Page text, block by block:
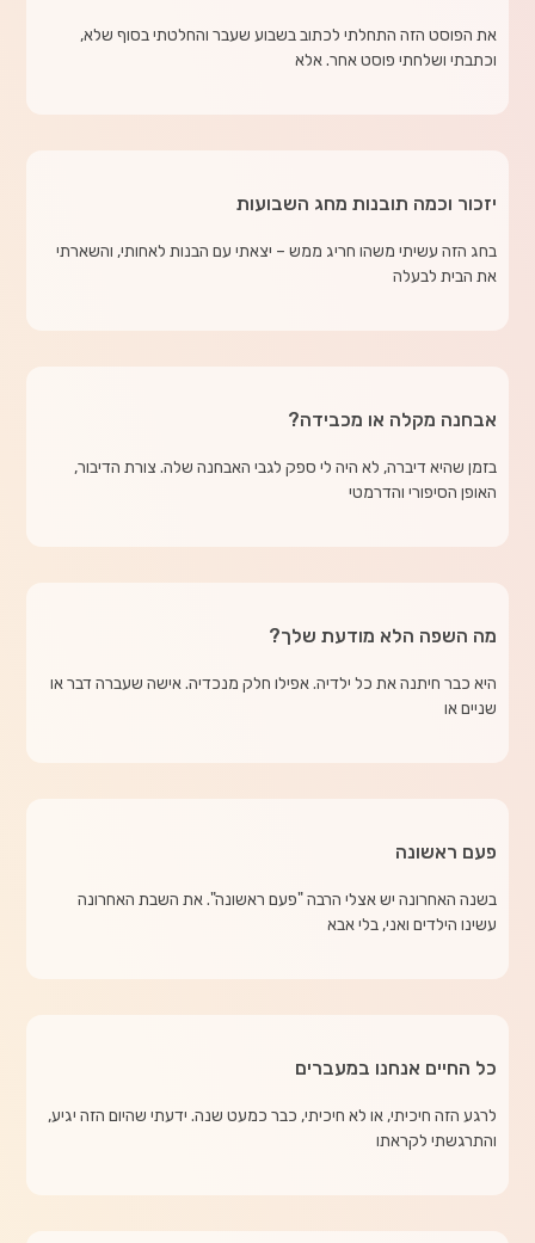
את הפוסט הזה התחלתי לכתוב בשבוע שעבר והחלטתי בסוף שלא,
וכתבתי ושלחתי פוסט אחר. אלא
יזכור וכמה תובנות מחג השבועות
בחג הזה עשיתי משהו חריג ממש – יצאתי עם הבנות לאחותי, והשארתי
את הבית לבעלה
אבחנה מקלה או מכבידה?
בזמן שהיא דיברה, לא היה לי ספק לגבי האבחנה שלה. צורת הדיבור,
האופן הסיפורי והדרמטי
מה השפה הלא מודעת שלך?
היא כבר חיתנה את כל ילדיה. אפילו חלק מנכדיה. אישה שעברה דבר או
שניים או
פעם ראשונה
בשנה האחרונה יש אצלי הרבה "פעם ראשונה". את השבת האחרונה
עשינו הילדים ואני, בלי אבא
כל החיים אנחנו במעברים
לרגע הזה חיכיתי, או לא חיכיתי, כבר כמעט שנה. ידעתי שהיום הזה יגיע,
והתרגשתי לקראתו